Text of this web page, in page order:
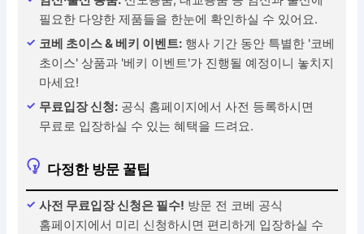
필요한 다양한 제품들을 한눈에 확인하실 수 있어요.
코베 초이스 & 베키 이벤트: 행사 기간 동안 특별한 '코베
초이스' 상품과 '베키 이벤트'가 진행될 예정이니 놓치지
마세요!
무료입장 신청: 공식 홈페이지에서 사전 등록하시면
무료로 입장하실 수 있는 혜택을 드려요.
다정한 방문 꿀팁
사전 무료입장 신청은 필수! 방문 전 코베 공식
홈페이지에서 미리 신청하시면 편리하게 입장하실 수